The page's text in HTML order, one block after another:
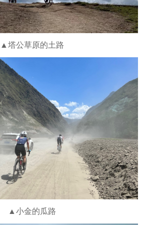
▲塔公草原的土路
▲小金的瓜路